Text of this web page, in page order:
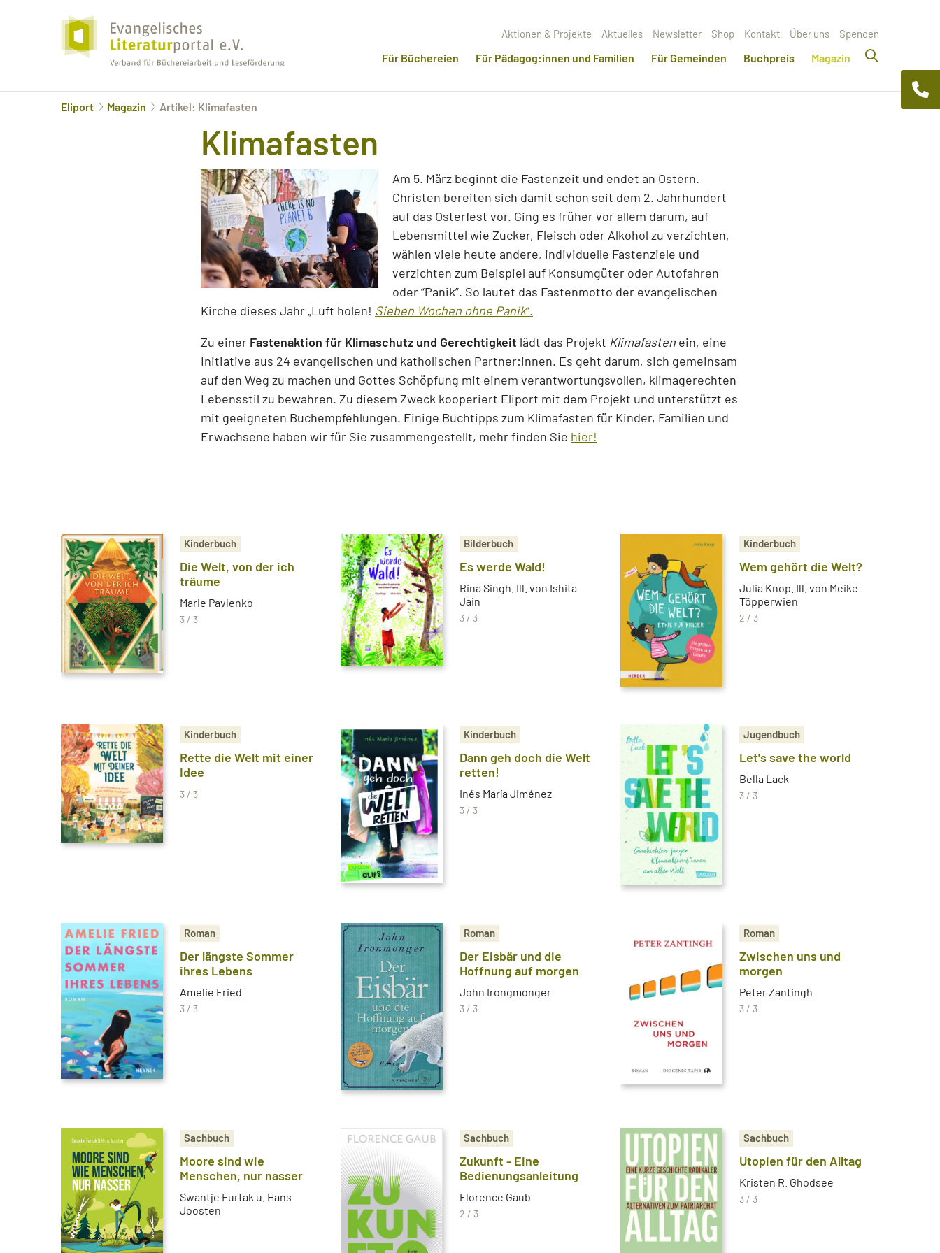
Aktionen & Projekte Aktuelles Newsletter Shop Kontakt Über uns Spenden
Für Büchereien Für Pädagog:innen und Familien Für Gemeinden Buchpreis Magazin
Eliport Magazin Artikel: Klimafasten
Klimafasten
Am 5. März beginnt die Fastenzeit und endet an Ostern.
Christen bereiten sich damit schon seit dem 2. Jahrhundert
auf das Osterfest vor. Ging es früher vor allem darum, auf
Lebensmittel wie Zucker, Fleisch oder Alkohol zu verzichten,
wählen viele heute andere, individuelle Fastenziele und
verzichten zum Beispiel auf Konsumgüter oder Autofahren
oder “Panik”. So lautet das Fastenmotto der evangelischen
Kirche dieses Jahr „Luft holen! Sieben Wochen ohne Panik“.
Zu einer Fastenaktion für Klimaschutz und Gerechtigkeit lädt das Projekt Klimafasten ein, eine
Initiative aus 24 evangelischen und katholischen Partner:innen. Es geht darum, sich gemeinsam
auf den Weg zu machen und Gottes Schöpfung mit einem verantwortungsvollen, klimagerechten
Lebensstil zu bewahren. Zu diesem Zweck kooperiert Eliport mit dem Projekt und unterstützt es
mit geeigneten Buchempfehlungen. Einige Buchtipps zum Klimafasten für Kinder, Familien und
Erwachsene haben wir für Sie zusammengestellt, mehr finden Sie hier!
Kinderbuch
Die Welt, von der ich
träume
Marie Pavlenko
3 / 3
Bilderbuch
Es werde Wald!
Rina Singh. Ill. von Ishita
Jain
3 / 3
Kinderbuch
Wem gehört die Welt?
Julia Knop. Ill. von Meike
Töpperwien
2 / 3
Kinderbuch
Rette die Welt mit einer
Idee
3 / 3
Kinderbuch
Dann geh doch die Welt
retten!
Inés María Jiménez
3 / 3
Jugendbuch
Let's save the world
Bella Lack
3 / 3
Roman
Der längste Sommer
ihres Lebens
Amelie Fried
3 / 3
Roman
Der Eisbär und die
Hoffnung auf morgen
John Irongmonger
3 / 3
Roman
Zwischen uns und
morgen
Peter Zantingh
3 / 3
Sachbuch
Moore sind wie
Menschen, nur nasser
Swantje Furtak u. Hans
Joosten
Sachbuch
Zukunft - Eine
Bedienungsanleitung
Florence Gaub
2 / 3
Sachbuch
Utopien für den Alltag
Kristen R. Ghodsee
3 / 3